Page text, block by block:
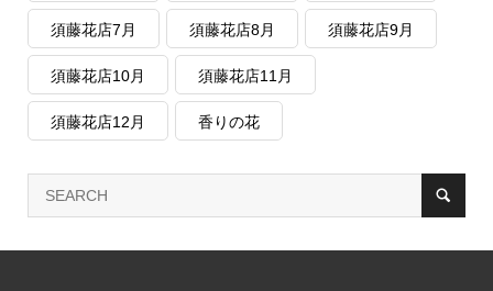
須藤花店7月 須藤花店8月 須藤花店9月
須藤花店10月 須藤花店11月
須藤花店12月 香りの花